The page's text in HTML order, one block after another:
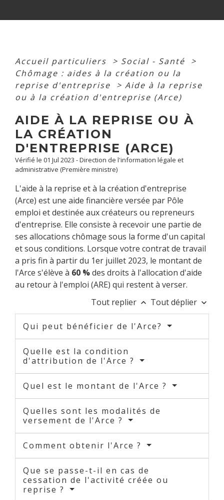
Accueil particuliers > Social - Santé
>
Chômage : aides à la création ou la
reprise d'entreprise
> Aide à la reprise
ou à la création d'entreprise (Arce)
AIDE À LA REPRISE OU À
LA CRÉATION
D'ENTREPRISE (ARCE)
Vérifié le 01 Jul 2023 - Direction de l'information légale et
administrative (Première ministre)
L'aide à la reprise et à la création d'entreprise
(Arce) est une aide financière versée par Pôle
emploi et destinée aux créateurs ou repreneurs
d'entreprise. Elle consiste à recevoir une partie de
ses allocations chômage sous la forme d'un capital
et sous conditions. Lorsque votre contrat de travail
a pris fin à partir du 1er juillet 2023, le montant de
l'Arce s'élève à 60 %des droits à l'allocation d'aide
au retour à l'emploi (ARE) qui restent à verser.
Tout replier keyboard_arrow_up Tout déplier keyboard_arrow_down
Qui peut bénéficier de l'Arce?
Quelle est la condition
d'attribution de l'Arce ?
Quel est le montant de l'Arce ?
Quelles sont les modalités de
versement de l'Arce ?
Comment obtenir l'Arce ?
Que se passe-t-il en cas de
cessation de l'activité créée ou
reprise ?